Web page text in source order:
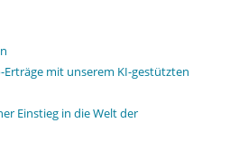
mit unserem KI-gestützten
Einstieg in die Welt der